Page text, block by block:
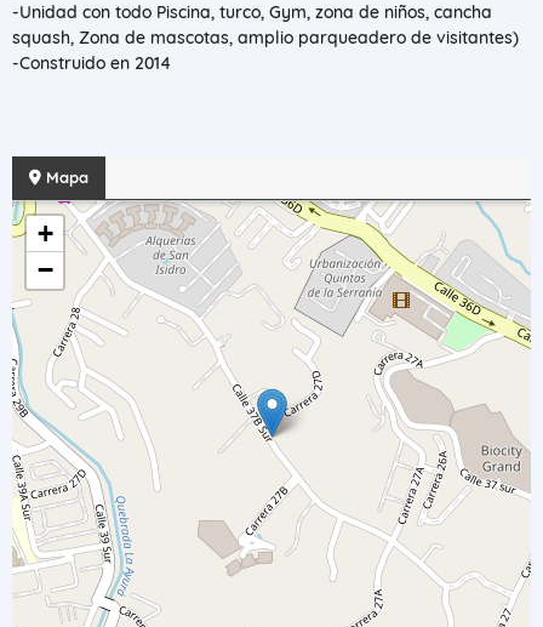
-Unidad con todo Piscina, turco, Gym, zona de niños, cancha
squash, Zona de mascotas, amplio parqueadero de visitantes)
-Construido en 2014
Mapa
+
−